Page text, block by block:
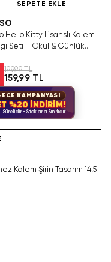
SEPETE EKLE
Hello Kitty Lisanslı Kalem
Seti – Okul & Günlük
199,99 TL
159,99 TL
KAMPANYASI
%20 İNDİRİM!
Sürelidir • Stoklarla Sınırlıdır
Kalem Şirin Tasarım 14,5